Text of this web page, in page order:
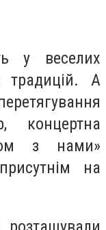
у веселих
традицій. А
концертна
з нами»
на